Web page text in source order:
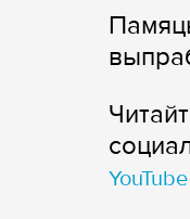
YouTube